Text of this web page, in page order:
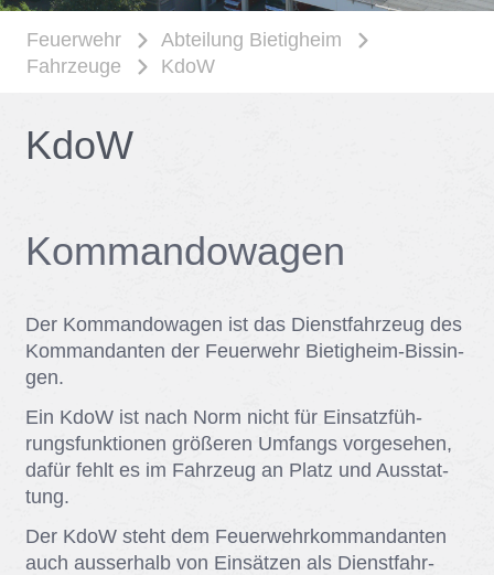
Feuerwehr
Abteilung Bietigheim
Fahrzeuge
KdoW
KdoW
Kom­man­do­wa­gen
Der Kom­man­do­wa­gen ist das Dienst­fahr­zeug des
Kom­man­dan­ten der Feu­er­wehr Bie­tig­heim-Bis­sin­
gen.
Ein KdoW ist nach Norm nicht für Ein­satz­füh­
rungs­funk­tio­nen grö­ße­ren Um­fangs vor­ge­se­hen,
da­für fehlt es im Fahr­zeug an Platz und Aus­stat­
tung.
Der KdoW steht dem Feu­er­wehr­kom­man­dan­ten
auch aus­ser­halb von Ein­sät­zen als Dienst­fahr­